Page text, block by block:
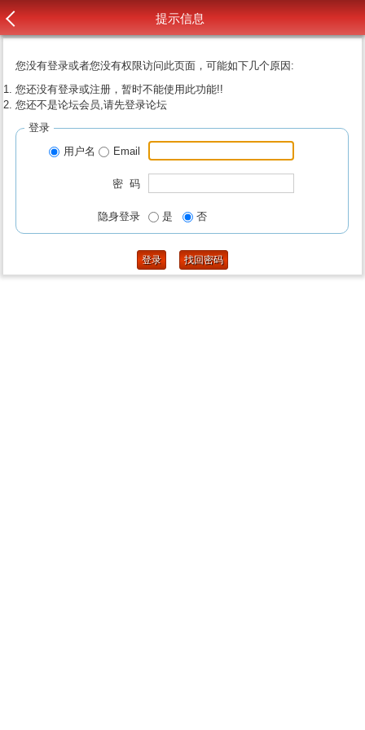
提示信息
您没有登录或者您没有权限访问此页面，可能如下几个原因:
您还没有登录或注册，暂时不能使用此功能!!
您还不是论坛会员,请先登录论坛
登录
用户名
Email
密 码
隐身登录 是 否